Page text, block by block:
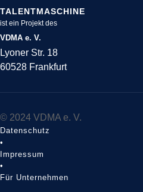
TALENTMASCHINE
ist ein Projekt des
VDMA e. V.
Lyoner Str. 18
60528 Frankfurt
© 2024 VDMA e. V.
Datenschutz
•
Impressum
•
Für Unternehmen